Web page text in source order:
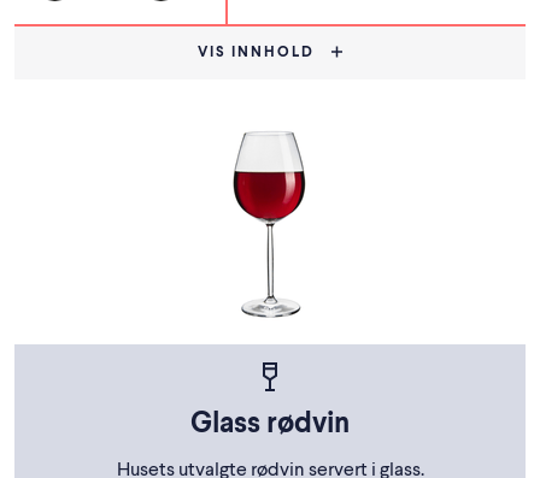
VIS INNHOLD
Glass rødvin
Husets utvalgte rødvin servert i glass.